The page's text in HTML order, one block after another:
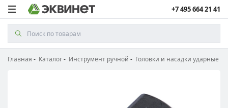
+7 495 664 21 41
Главная Каталог Инструмент ручной Головки и насадки ударные